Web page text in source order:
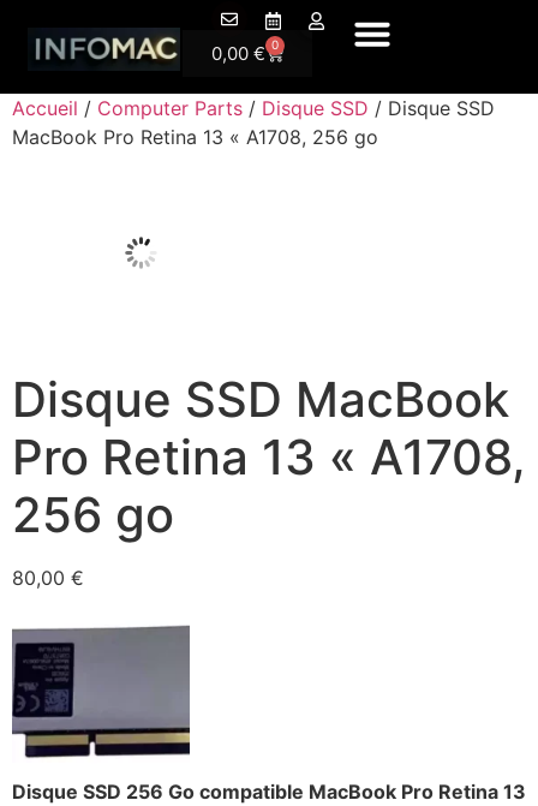
0,00 € 0
Accueil / Computer Parts / Disque SSD / Disque SSD
MacBook Pro Retina 13 « A1708, 256 go
Disque SSD MacBook
Pro Retina 13 « A1708,
256 go
80,00 €
Disque SSD 256 Go compatible MacBook Pro Retina 13